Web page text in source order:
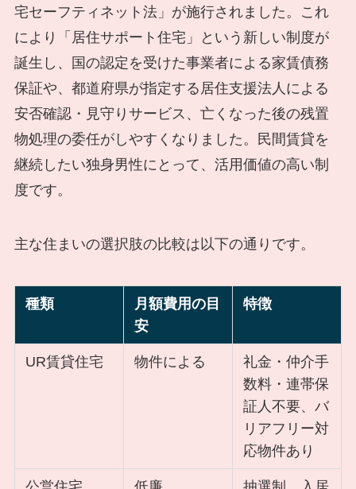
宅セーフティネット法」が施行されました。これ
により「居住サポート住宅」という新しい制度が
誕生し、国の認定を受けた事業者による家賃債務
保証や、都道府県が指定する居住支援法人による
安否確認・見守りサービス、亡くなった後の残置
物処理の委任がしやすくなりました。民間賃貸を
継続したい独身男性にとって、活用価値の高い制
度です。
主な住まいの選択肢の比較は以下の通りです。
種類
月額費用の目
安
特徴
UR賃貸住宅 物件による
礼金・仲介手
数料・連帯保
証人不要、バ
リアフリー対
応物件あり